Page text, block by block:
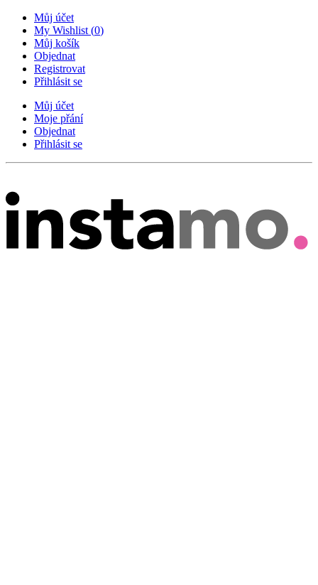
Můj účet
My Wishlist (0)
Můj košík
Objednat
Registrovat
Přihlásit se
Můj účet
Moje přání
Objednat
Přihlásit se